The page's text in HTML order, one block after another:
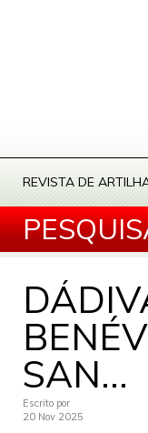
REVISTA DE
SAN...
Escrito por
20 Nov 2025